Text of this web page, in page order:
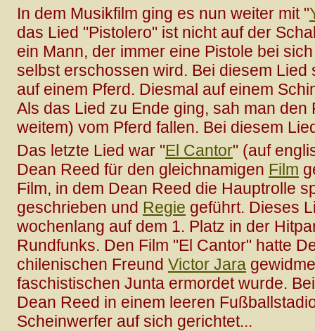
In dem Musikfilm ging es nun weiter mit "
das Lied "Pistolero" ist nicht auf der
ein Mann, der immer eine Pistole bei
selbst erschossen wird. Bei diesem
auf einem Pferd. Diesmal auf einem
Als das Lied zu Ende ging, sah man den
weitem) vom Pferd fallen. Bei diesem
Das letzte Lied war "El Cantor" (auf
Dean Reed für den gleichnamigen Film
Film, in dem Dean Reed die Hauptrolle
geschrieben und Regie geführt. Dieses
wochenlang auf dem 1. Platz in der
Rundfunks. Den Film "El Cantor" hatte
chilenischen Freund Victor Jara
faschistischen Junta ermordet wurde.
Dean Reed in einem leeren
Scheinwerfer auf sich gerichtet...